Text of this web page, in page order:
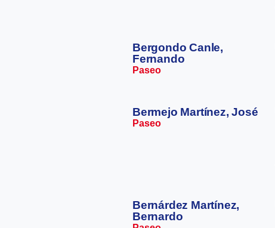
Bergondo Canle,
Fernando
Paseo
Bermejo Martínez, José
Paseo
Bernárdez Martínez,
Bernardo